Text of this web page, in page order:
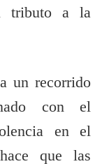
tributo a la
un recorrido
con el
en el
que las